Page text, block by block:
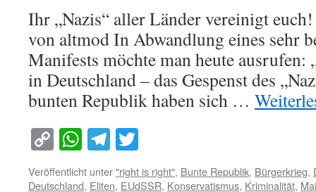
Ihr „Nazis“ aller Länder vereinigt
von altmod In Abwandlung eines sehr
Manifests möchte man heute ausrufen:
in Deutschland – das Gespenst des
bunten Republik haben sich …
Copy
Link
WhatsApp
Telegram
Veröffentlicht unter"right is right", Bunte Republik, Bürgerkrieg,
Deutschland, Eliten, EUdSSR, Konservatismus, Kriminalität,